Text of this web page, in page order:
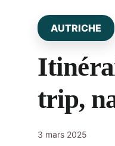
AUTRICHE
trip,
3 mars 2025